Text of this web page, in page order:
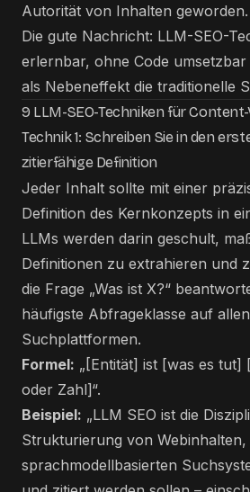
Autorität von Inhalten geworden.
Die gute Nachricht: LLM-SEO-
erlernbar, ohne Code
als Nebeneffekt die traditionelle
9 LLM-SEO-Techniken für
Technik 1: Schreiben Sie in den
zitierfähige Definition
Jeder Inhalt sollte mit einer
Definition des Kernkonzepts in
LLMs werden darin geschult,
Definitionen zu extrahieren und
die Frage „Was ist X?“
häufigste Abfrageklasse auf
Suchplattformen.
Formel: „[Entität] ist [was es tut]
oder Zahl]“.
Beispiel: „LLM SEO ist die
Strukturierung von
sprachmodellbasierten